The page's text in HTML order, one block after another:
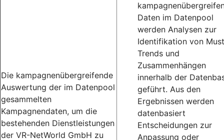
Die kampagnenübergreifende
Auswertung der im Datenpool
gesammelten
Kampagnendaten, um die
bestehenden Dienstleistungen
der VR-NetWorld GmbH zu
Daten im Datenpool
werden Analysen zur
Identifikation von
Trends und
Zusammenhängen
innerhalb der
geführt. Aus den
Ergebnissen werden
datenbasiert
Entscheidungen zur
Anpassung oder